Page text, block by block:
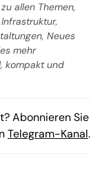
allen Themen,
Neues
mehr
kompakt und
Abonnieren Sie
Telegram-Kanal.